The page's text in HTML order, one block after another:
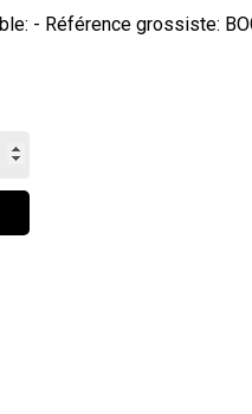
- Référence grossiste: